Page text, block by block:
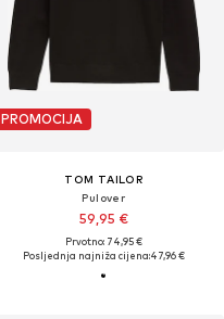
PROMOCIJA
TOM TAILOR
Pulover
59,95 €
Prvotno: 74,95 €
Posljednja najniža cijena:47,96 €